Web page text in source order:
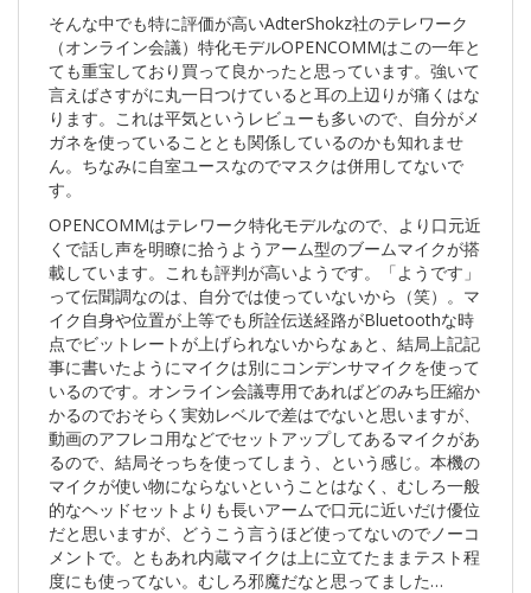
そんな中でも特に評価が高いAdterShokz社のテレワーク
（オンライン会議）特化モデルOPENCOMMはこの一年と
ても重宝しており買って良かったと思っています。強いて
言えばさすがに丸一日つけていると耳の上辺りが痛くはな
ります。これは平気というレビューも多いので、自分がメ
ガネを使っていることとも関係しているのかも知れませ
ん。ちなみに自室ユースなのでマスクは併用してないで
す。
OPENCOMMはテレワーク特化モデルなので、より口元近
くで話し声を明瞭に拾うようアーム型のブームマイクが搭
載しています。これも評判が高いようです。「ようです」
って伝聞調なのは、自分では使っていないから（笑）。マ
イク自身や位置が上等でも所詮伝送経路がBluetoothな時
点でビットレートが上げられないからなぁと、結局上記記
事に書いたようにマイクは別にコンデンサマイクを使って
いるのです。オンライン会議専用であればどのみち圧縮か
かるのでおそらく実効レベルで差はでないと思いますが、
動画のアフレコ用などでセットアップしてあるマイクがあ
るので、結局そっちを使ってしまう、という感じ。本機の
マイクが使い物にならないということはなく、むしろ一般
的なヘッドセットよりも長いアームで口元に近いだけ優位
だと思いますが、どうこう言うほど使ってないのでノーコ
メントで。ともあれ内蔵マイクは上に立てたままテスト程
度にも使ってない。むしろ邪魔だなと思ってました…